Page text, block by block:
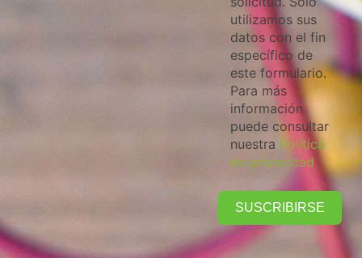
utilizamos sus
datos con el fin
específico de
este formulario.
Para más
información
puede consultar
nuestra Política
de privacidad
SUSCRIBIRSE